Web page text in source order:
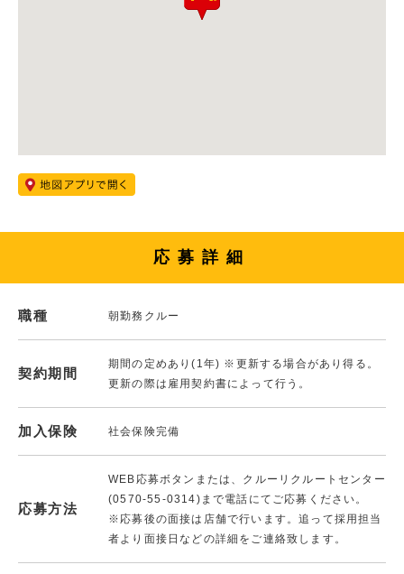
応募詳細
職種 朝勤務クルー
契約期間
期間の定めあり(1年) ※更新する場合があり得る。
更新の際は雇用契約書によって行う。
加入保険 社会保険完備
応募方法
WEB応募ボタンまたは、クルーリクルートセンター
(0570-55-0314)まで電話にてご応募ください。
※応募後の面接は店舗で行います。追って採用担当
者より面接日などの詳細をご連絡致します。